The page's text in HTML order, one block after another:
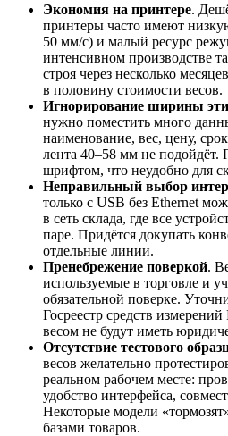
Экономия на принтере.
принтеры часто имеют
50 мм/с) и малый ресурс
интенсивном производстве
строя через несколько
в половину стоимости весов.
Игнорирование ширины
нужно поместить много
наименование, вес, цену,
лента 40–58 мм не подойдёт.
шрифтом, что неудобно для
Неправильный выбор
только с USB без Ethernet
в сеть склада, где все
паре. Придётся докупать
отдельные линии.
Пренебрежение поверкой.
используемые в торговле и
обязательной поверке.
Госреестр средств
весом не будут иметь
Отсутствие тестового
весов желательно
реальном рабочем месте:
удобство интерфейса,
Некоторые модели
базами товаров.